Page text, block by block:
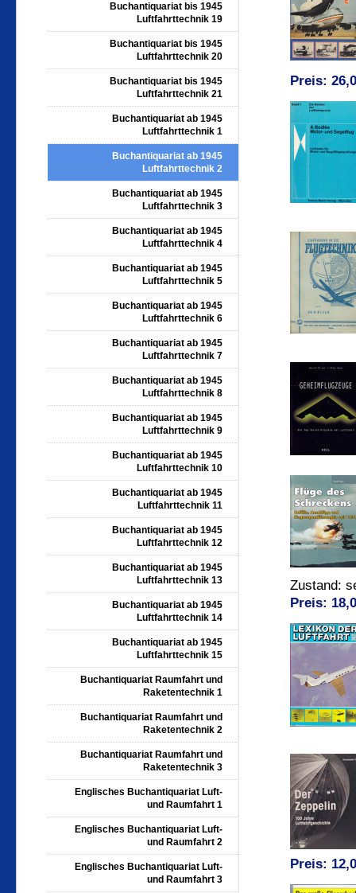
Preis:
Zustand:
Preis:
Preis:
Buchantiquariat bis 1945
Luftfahrttechnik 19
Buchantiquariat bis 1945
Luftfahrttechnik 20
Buchantiquariat bis 1945
Luftfahrttechnik 21
Buchantiquariat ab 1945
Luftfahrttechnik 1
Buchantiquariat ab 1945
Luftfahrttechnik 2
Buchantiquariat ab 1945
Luftfahrttechnik 3
Buchantiquariat ab 1945
Luftfahrttechnik 4
Buchantiquariat ab 1945
Luftfahrttechnik 5
Buchantiquariat ab 1945
Luftfahrttechnik 6
Buchantiquariat ab 1945
Luftfahrttechnik 7
Buchantiquariat ab 1945
Luftfahrttechnik 8
Buchantiquariat ab 1945
Luftfahrttechnik 9
Buchantiquariat ab 1945
Luftfahrttechnik 10
Buchantiquariat ab 1945
Luftfahrttechnik 11
Buchantiquariat ab 1945
Luftfahrttechnik 12
Buchantiquariat ab 1945
Luftfahrttechnik 13
Buchantiquariat ab 1945
Luftfahrttechnik 14
Buchantiquariat ab 1945
Luftfahrttechnik 15
Buchantiquariat Raumfahrt und
Raketentechnik 1
Buchantiquariat Raumfahrt und
Raketentechnik 2
Buchantiquariat Raumfahrt und
Raketentechnik 3
Englisches Buchantiquariat Luft-
und Raumfahrt 1
Englisches Buchantiquariat Luft-
und Raumfahrt 2
Englisches Buchantiquariat Luft-
und Raumfahrt 3